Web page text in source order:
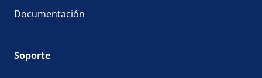
Documentación
Soporte